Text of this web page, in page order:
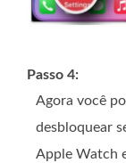
Passo 4:
Agora você
desbloquear
Apple Watch